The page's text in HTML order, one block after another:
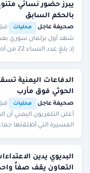
يبرز حضور نسائي
بالحكم السابق
صحيفة عاجل محليات
شهد أول برلمان سوري بعد
الدفاعات اليمنية
الحوثي فوق مأرب
صحيفة عاجل محليات
أعلن التلفزيون اليمني
المسيرة التي أطلقتها
البديوي يدين
التعاون يقف صفاً